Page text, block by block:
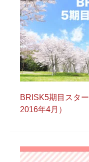
BRISK5期目スタ
2016年4月）